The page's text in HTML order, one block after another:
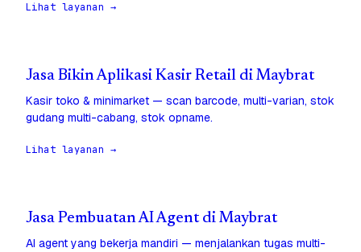
Lihat layanan →
Jasa Bikin Aplikasi Kasir Retail di Maybrat
Kasir toko & minimarket — scan barcode, multi-varian, stok
gudang multi-cabang, stok opname.
Lihat layanan →
Jasa Pembuatan AI Agent di Maybrat
AI agent yang bekerja mandiri — menjalankan tugas multi-